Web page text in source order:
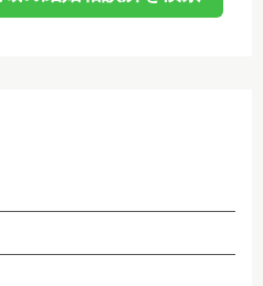
情報について、データ入
情報の取り扱いに関する守